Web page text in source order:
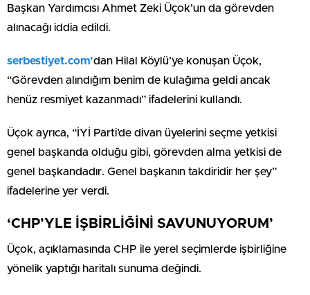
Başkan Yardımcısı Ahmet Zeki Üçok’un da görevden
alınacağı iddia edildi.
serbestiyet.com’dan Hilal Köylü’ye konuşan Üçok,
“Görevden alındığım benim de kulağıma geldi ancak
henüz resmiyet kazanmadı” ifadelerini kullandı.
Üçok ayrıca, “İYİ Parti’de divan üyelerini seçme yetkisi
genel başkanda olduğu gibi, görevden alma yetkisi de
genel başkandadır. Genel başkanın takdiridir her şey”
ifadelerine yer verdi.
‘CHP’YLE İŞBİRLİĞİNİ SAVUNUYORUM’
Üçok, açıklamasında CHP ile yerel seçimlerde işbirliğine
yönelik yaptığı haritalı sunuma değindi.